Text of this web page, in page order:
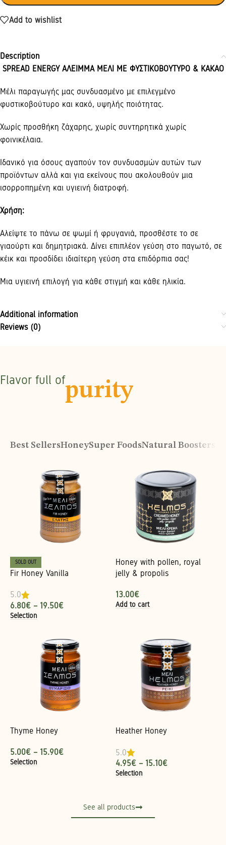
Add to wishlist
Description
SPREAD ENERGY ΑΛΕΙΜΜΑ ΜΕΛΙ ΜΕ ΦΥΣΤΙΚΟΒΟΥΤΥΡΟ & ΚΑΚΑΟ
Μέλι παραγωγής μας συνδυασμένο με επιλεγμένο
φυστικοβούτυρο και κακό, υψηλής ποιότητας.
Χωρίς προσθήκη ζάχαρης, χωρίς συντηρητικά χωρίς
φοινικέλαια.
Ιδανικό για όσους αγαπούν τον συνδυασμών αυτών των
προϊόντων αλλά και για εκείνους που ακολουθούν μια
ισορροπημένη και υγιεινή διατροφή.
Χρήση:
Αλείψτε το πάνω σε ψωμί ή φρυγανιά, προσθέστε το σε
γιαούρτι και δημητριακά. Δίνει επιπλέον γεύση στο παγωτό, σε
κέικ και προσδίδει ιδιαίτερη γεύση στα επιδόρπια σας!
Μια υγιεινή επιλογή για κάθε στιγμή και κάθε ηλικία.
Additional information
Reviews (0)
Flavor full ofpurity
Best SellersHoneySuper FoodsNatural Boosters
SOLD OUT
Fir Honey Vanilla
5.0
6.80€ – 19.50€
Selection
Honey with pollen, royal
jelly & propolis
13.00€
Add to cart
Thyme Honey
5.00€ – 15.90€
Selection
Heather Honey
5.0
4.95€ – 15.10€
Selection
See all products